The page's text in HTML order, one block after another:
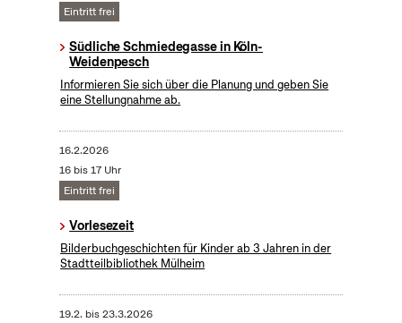
Eintritt frei
Südliche Schmiedegasse in Köln-
Weidenpesch
Informieren Sie sich über die Planung und geben Sie
eine Stellungnahme ab.
16.2.2026
16 bis 17 Uhr
Eintritt frei
Vorlesezeit
Bilderbuchgeschichten für Kinder ab 3 Jahren in der
Stadtteilbibliothek Mülheim
19.2. bis23.3.2026